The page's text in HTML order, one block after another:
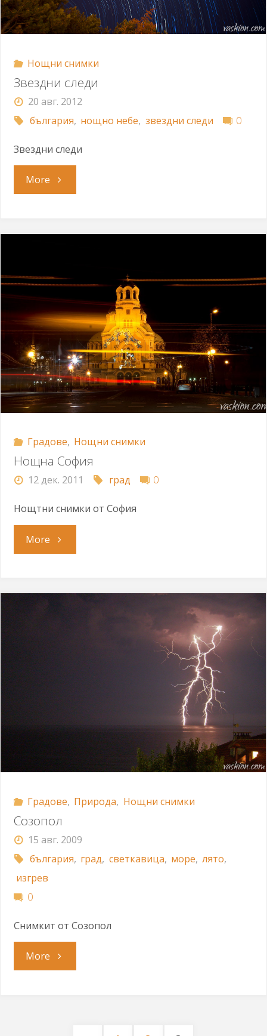
Нощни снимки
Звездни следи
20 авг. 2012
българия, нощно небе, звездни следи 0
Звездни следи
More"Звездни
Градове, Нощни снимки
Нощна София
12 дек. 2011 град 0
Нощтни снимки от София
More"Нощна
Градове, Природа, Нощни снимки
Созопол
15 авг. 2009
българия, град, светкавица, море, лято,
изгрев
0
Снимкит от Созопол
More"Созопол"